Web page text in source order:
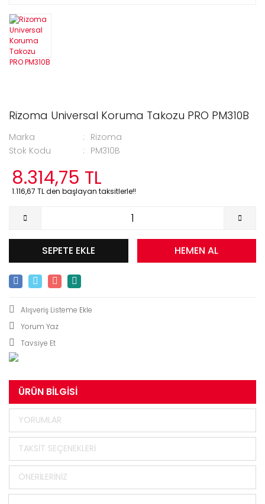
Rizoma Universal Koruma Takozu PRO PM310B
Marka
Rizoma
Stok Kodu
PM310B
8.314,75 TL
1.116,67 TL den başlayan taksitlerle!!
SEPETE EKLE HEMEN AL
Yorum Yaz
Tavsiye Et
ÜRÜN BILGISI
YORUMLAR
TAKSIT SEÇENEKLERI
ÖNERILERINIZ